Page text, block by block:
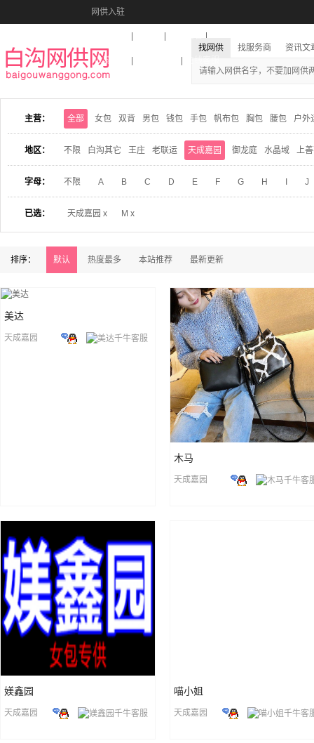
网供入驻
收藏本站
找网供 找服务商 资讯文
主营： 全部 女包 双背 男包 钱包 手包 帆布包 胸包 腰包 户外
地区： 不限 白沟其它 王庄 老联运 天成嘉园 御龙庭 水晶域 上
字母： 不限 A B C D E F G H J
已选： 天成嘉园 x M x
排序： 默认 热度最多 本站推荐 最新更新
美达
天成嘉园
木马
天成嘉园
媄鑫园
天成嘉园
喵小姐
天成嘉园